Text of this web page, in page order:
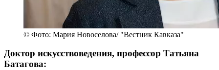
© Фото: Мария Новоселова/ "Вестник Кавказа"
Доктор искусствоведения, профессор Татьяна
Батагова: